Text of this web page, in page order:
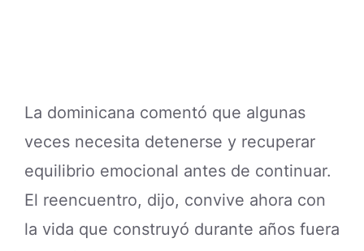
La dominicana comentó que algunas
veces necesita detenerse y recuperar
equilibrio emocional antes de continuar.
El reencuentro, dijo, convive ahora con
la vida que construyó durante años fuera